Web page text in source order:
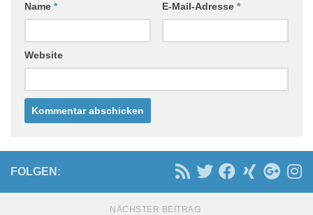
Name * E-Mail-Adresse *
Website
FOLGEN:
NÄCHSTER BEITRAG